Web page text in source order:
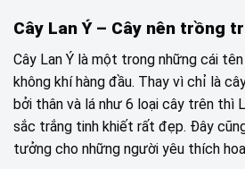
Cây Lan Ý – Cây nên trồng
Cây Lan Ý là một trong những cái
không khí hàng đầu. Thay vì chỉ là
bởi thân và lá như 6 loại cây trên thì
sắc trắng tinh khiết rất đẹp. Đây
tưởng cho những người yêu thích